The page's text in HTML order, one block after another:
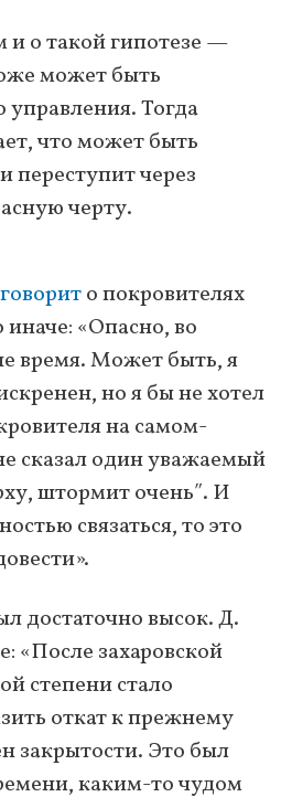
о такой гипотезе —
может быть
управления. Тогда
что может быть
переступит через
черту.
говорито покровителях
иначе: «Опасно, во
время. Может быть, я
но я бы не хотел
на самом-
сказал один уважаемый
штормит оченьʺ. И
связаться, то это
достаточно высок. Д.
«После захаровской
степени стало
откат к прежнему
закрытости. Это был
каким-то чудом